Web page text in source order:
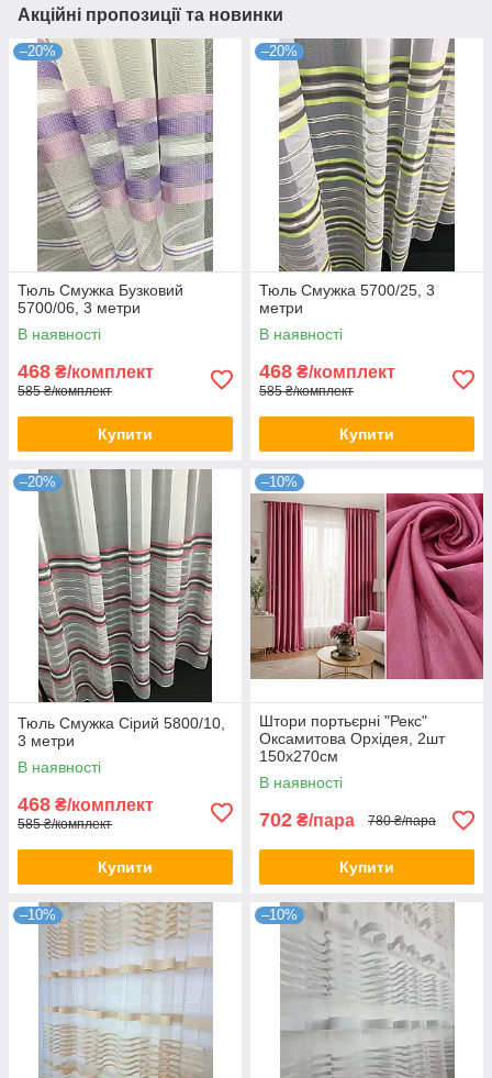
Акційні пропозиції та новинки
–20%
Тюль Смужка Бузковий
5700/06, 3 метри
В наявності
468 ₴/комплект
585 ₴/комплект
Купити
–20%
Тюль Смужка 5700/25, 3
метри
В наявності
468 ₴/комплект
585 ₴/комплект
Купити
–20%
Тюль Смужка Сірий 5800/10,
3 метри
В наявності
468 ₴/комплект
585 ₴/комплект
Купити
–10%
Штори портьєрні "Рекс"
Оксамитова Орхідея, 2шт
150х270см
В наявності
702 ₴/пара 780 ₴/пара
Купити
–10% –10%